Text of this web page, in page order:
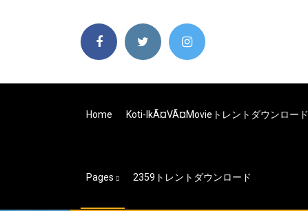
Home Koti-IkÃ¤vÃ¤movieトレントダウンロード
Pages 2359トレントダウンロード